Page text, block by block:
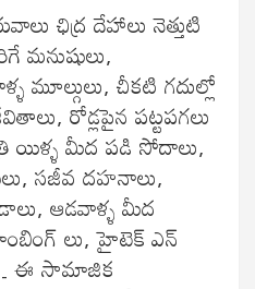
ఛిద్ర దేహాలు నెత్తుటి
మనుషులు,
చీకటి గదుల్లో
రోడ్లపైన పట్టపగలు
యిళ్ళ మీద పడి సోదాలు,
సజీవ దహనాలు,
ఆడవాళ్ళ మీద
లు, హైటెక్ ఎన్
ఈ సామాజిక